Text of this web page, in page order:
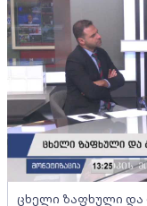
ცხელი ზაფხული და